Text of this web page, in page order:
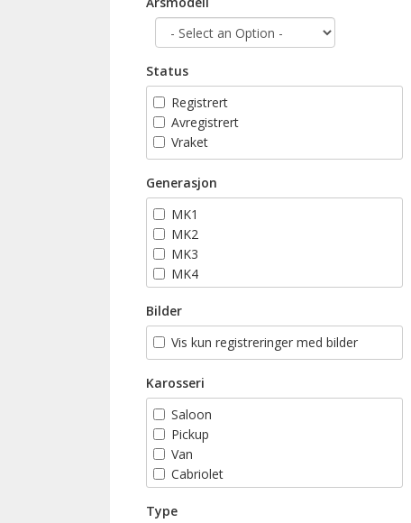
Status
Registrert
Avregistrert
Vraket
Generasjon
MK1
MK2
MK3
MK4
MK5
MK6
MK7
Bilder
Vis kun registreringer med bilder
Karosseri
Saloon
Pickup
Van
Cabriolet
Stasjonsvogn
Type